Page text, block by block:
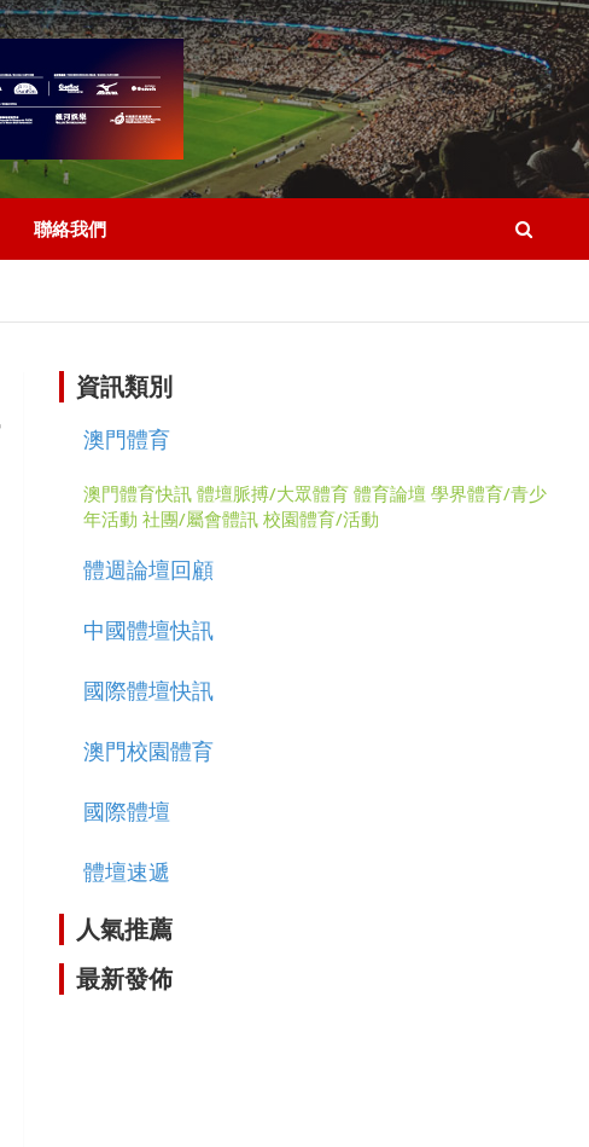
聯絡我們
資訊類別
澳門體育
澳門體育快訊 體壇脈搏/大眾體育 體育論壇 學界體育/青少
年活動 社團/屬會體訊 校園體育/活動
體週論壇回顧
中國體壇快訊
國際體壇快訊
澳門校園體育
國際體壇
體壇速遞
人氣推薦
最新發佈